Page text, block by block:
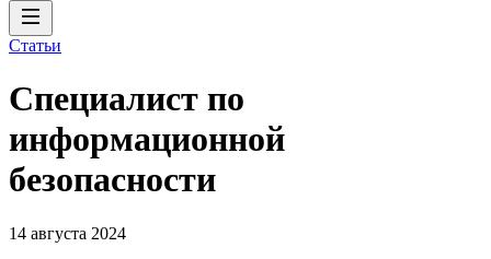
Статьи
Специалист по
информационной
безопасности
14 августа 2024